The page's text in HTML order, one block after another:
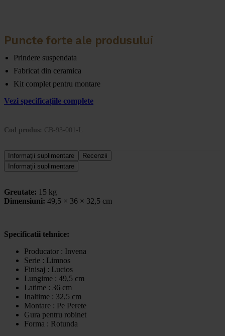
Puncte forte ale produsului
Prindere suspendata
Fabricat din ceramica
Kit complet pentru montare
Vezi specificațiile complete
Cod produs: CB-93-001-L
Informații suplimentare
Recenzii
Informații suplimentare
Greutate: 15 kg
Dimensiuni: 49,5 × 36 × 32,5 cm
Specificatii tehnice:
Producator : Invena
Serie : Limnos
Finisaj : Lucios
Lungime : 49,5 cm
Latime : 36 cm
Inaltime : 32,5 cm
Montare : Pe Perete
Gura pentru robinet
Forma : Rotunda